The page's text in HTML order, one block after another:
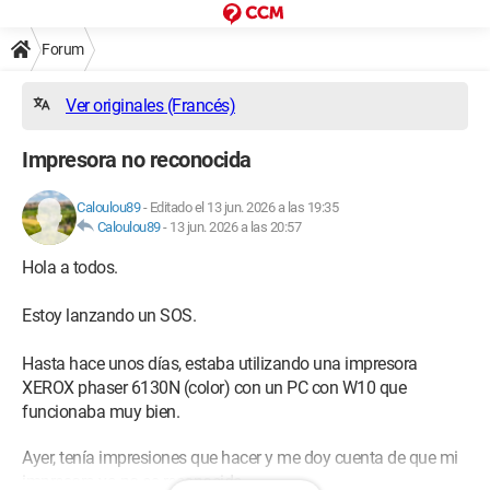
Forum
Ver originales (Francés)
Impresora no reconocida
Caloulou89- Editado el 13 jun. 2026 a las 19:35
Caloulou89- 13 jun. 2026 a las 20:57
Hola a todos.
Estoy lanzando un SOS.
Hasta hace unos días, estaba utilizando una impresora
XEROX phaser 6130N (color) con un PC con W10 que
funcionaba muy bien.
Ayer, tenía impresiones que hacer y me doy cuenta de que mi
impresora ya no es reconocida.